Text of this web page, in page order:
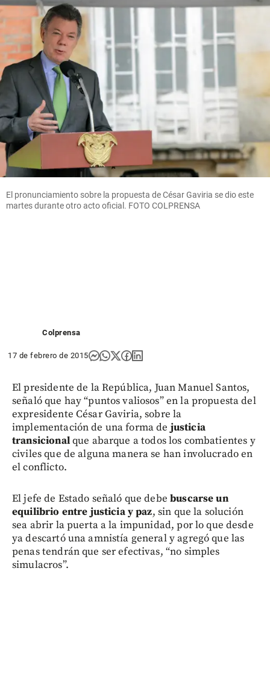
El pronunciamiento sobre la propuesta de César Gaviria se dio este
martes durante otro acto oficial. FOTO COLPRENSA
Colprensa
17 de febrero de 2015
El presidente de la República, Juan Manuel Santos,
señaló que hay “puntos valiosos” en la propuesta del
expresidente César Gaviria, sobre la
implementación de una forma de justicia
transicionalque abarque a todos los combatientes y
civiles que de alguna manera se han involucrado en
el conflicto.
El jefe de Estado señaló que debebuscarse un
equilibrio entre justicia y paz, sin que la solución
sea abrir la puerta a la impunidad, por lo que desde
ya descartó una amnistía general y agregó que las
penas tendrán que ser efectivas, “no simples
simulacros”.